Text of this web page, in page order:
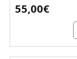
55,00€